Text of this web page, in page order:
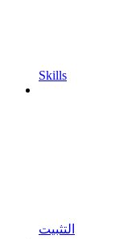
Skills
التثبيت